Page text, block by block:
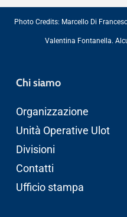
Photo Credits: Marcello Di
Valentina Fontanella.
Chi siamo
Organizzazione
Unità Operative Ulot
Divisioni
Contatti
Ufficio stampa